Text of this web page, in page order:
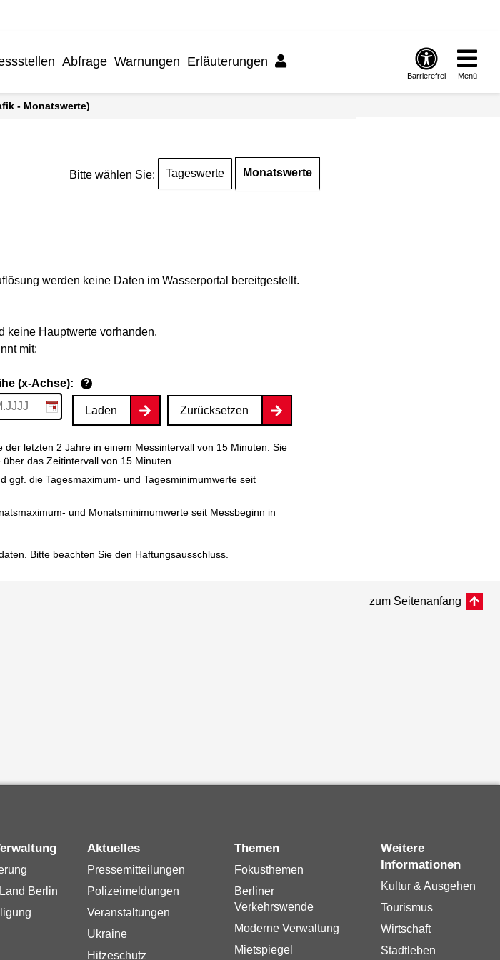
Abfrage Warnungen Erläuterungen
Barrierefrei Menü
- Monatswerte)
Bitte wählen Sie: Tageswerte Monatswerte
werden keine Daten im Wasserportal bereitgestellt.
keine Hauptwerte vorhanden.
mit:
(x-Achse): ?
Laden Zurücksetzen
letzten 2 Jahre in einem Messintervall von 15 Minuten. Sie
das Zeitintervall von 15 Minuten.
ggf. die Tagesmaximum- und Tagesminimumwerte seit
und Monatsminimumwerte seit Messbeginn in
Bitte beachten Sie den Haftungsausschluss.
zum Seitenanfang
Berlin
Aktuelles
Pressemitteilungen
Polizeimeldungen
Veranstaltungen
Ukraine
Hitzeschutz
Themen
Fokusthemen
Berliner
Verkehrswende
Moderne Verwaltung
Mietspiegel
Weitere
Informationen
Kultur & Ausgehen
Tourismus
Wirtschaft
Stadtleben